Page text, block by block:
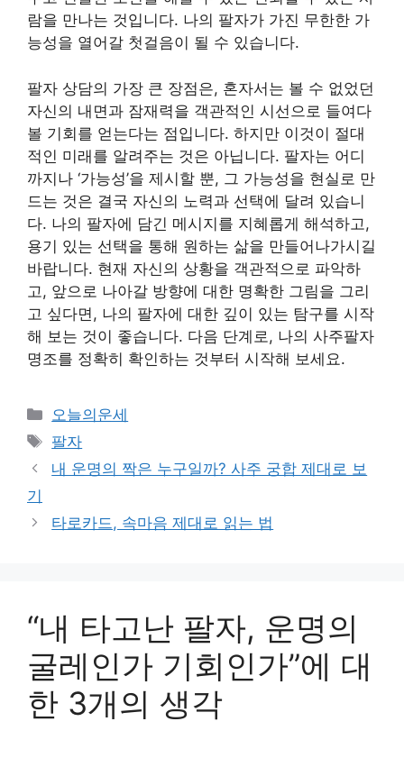
람을 만나는 것입니다. 나의 팔자가 가진 무한한 가
능성을 열어갈 첫걸음이 될 수 있습니다.
팔자 상담의 가장 큰 장점은, 혼자서는 볼 수 없었던
자신의 내면과 잠재력을 객관적인 시선으로 들여다
볼 기회를 얻는다는 점입니다. 하지만 이것이 절대
적인 미래를 알려주는 것은 아닙니다. 팔자는 어디
까지나 ‘가능성’을 제시할 뿐, 그 가능성을 현실로 만
드는 것은 결국 자신의 노력과 선택에 달려 있습니
다. 나의 팔자에 담긴 메시지를 지혜롭게 해석하고,
용기 있는 선택을 통해 원하는 삶을 만들어나가시길
바랍니다. 현재 자신의 상황을 객관적으로 파악하
고, 앞으로 나아갈 방향에 대한 명확한 그림을 그리
고 싶다면, 나의 팔자에 대한 깊이 있는 탐구를 시작
해 보는 것이 좋습니다. 다음 단계로, 나의 사주팔자
명조를 정확히 확인하는 것부터 시작해 보세요.
카
테
리
오늘의운세
태
그
팔자
내 운명의 짝은 누구일까? 사주 궁합 제대로 보
기
타로카드, 속마음 제대로 읽는 법
“내 타고난 팔자, 운명의
굴레인가 기회인가”에 대
한 3개의 생각